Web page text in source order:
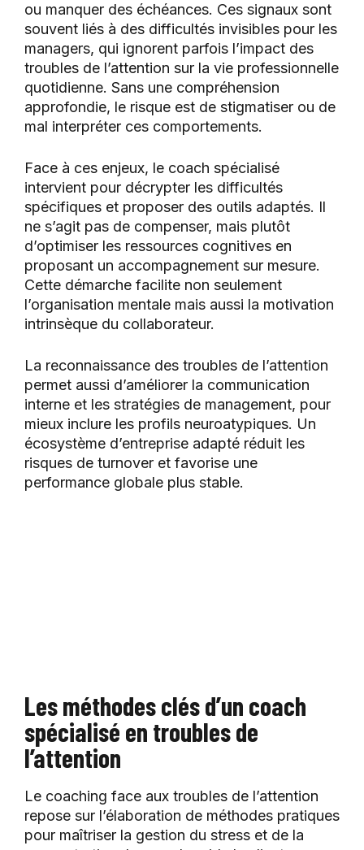
ou manquer des échéances. Ces signaux sont
souvent liés à des difficultés invisibles pour les
managers, qui ignorent parfois l’impact des
troubles de l’attention sur la vie professionnelle
quotidienne. Sans une compréhension
approfondie, le risque est de stigmatiser ou de
mal interpréter ces comportements.
Face à ces enjeux, le coach spécialisé
intervient pour décrypter les difficultés
spécifiques et proposer des outils adaptés. Il
ne s’agit pas de compenser, mais plutôt
d’optimiser les ressources cognitives en
proposant un accompagnement sur mesure.
Cette démarche facilite non seulement
l’organisation mentale mais aussi la motivation
intrinsèque du collaborateur.
La reconnaissance des troubles de l’attention
permet aussi d’améliorer la communication
interne et les stratégies de management, pour
mieux inclure les profils neuroatypiques. Un
écosystème d’entreprise adapté réduit les
risques de turnover et favorise une
performance globale plus stable.
Les méthodes clés d’un coach
spécialisé en troubles de
l’attention
Le coaching face aux troubles de l’attention
repose sur l’élaboration de méthodes pratiques
pour maîtriser la gestion du stress et de la